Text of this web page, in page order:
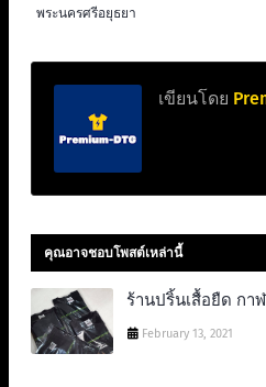
พระนครศรีอยุธยา
เขียนโดย
คุณอาจชอบโพสต์เหล่านี้
ร้านปริ้นเสื้อยืด กา
February 13, 2021